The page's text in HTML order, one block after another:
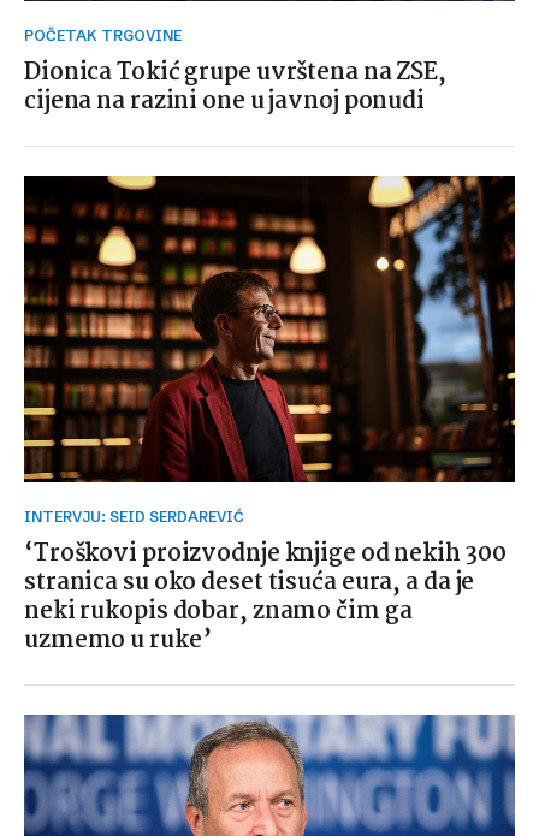
POČETAK TRGOVINE
Dionica Tokić grupe uvrštena na ZSE,
cijena na razini one u javnoj ponudi
INTERVJU: SEID SERDAREVIĆ
‘Troškovi proizvodnje knjige od nekih 300
stranica su oko deset tisuća eura, a da je
neki rukopis dobar, znamo čim ga
uzmemo u ruke’